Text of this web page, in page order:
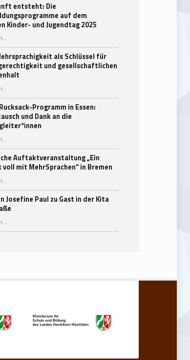
entsteht: Die
auf dem
Kinder- und Jugendtag 2025
“Wie Zukunft entsteht: Die Sprachbildungsprogramme auf dem Deutschen Kinder- und Jugendtag 2025”
…
als Schlüssel für
und gesellschaftlichen
“BAK25: Mehrsprachigkeit als Schlüssel für Chancengerechtigkeit und gesellschaftlichen Zusammenhalt”
…
Programm in Essen:
und Dank an die
“25 Jahre Rucksack-Programm in Essen: Fachaustausch und Dank an die Elternbegleiter*innen”
…
Auftaktveranstaltung „Ein
voll mit MehrSprachen“ in Bremen
“Erfolgreiche Auftaktveranstaltung „Ein Rucksack voll mit MehrSprachen“ in Bremen”
…
Josefine Paul zu Gast in der Kita
“Ministerin Josefine Paul zu Gast in der Kita Rheinstraße”
…